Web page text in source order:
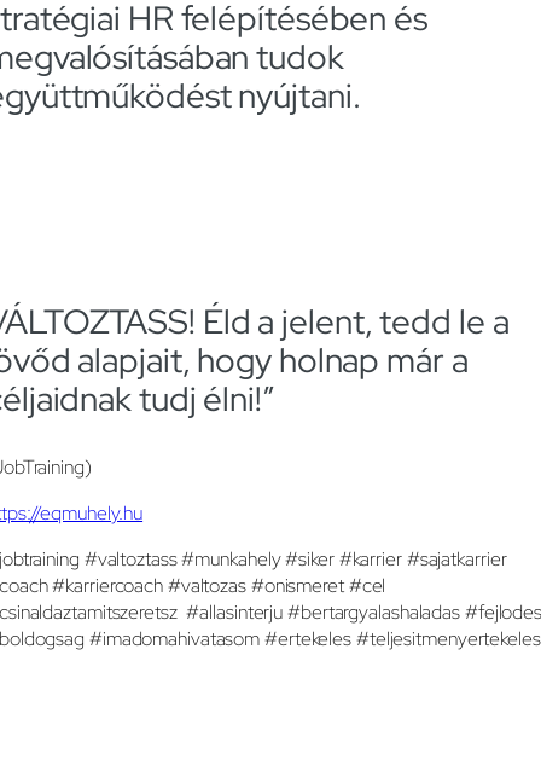
HR felépítésében és
tudok
nyújtani.
Éld a jelent, tedd le a
alapjait, hogy holnap már a
tudj élni!”
eqmuhely.hu
#valtoztass #munkahely #siker #karrier #sajatkarrier
#karriercoach #valtozas #onismeret #cel
#allasinterju #bertargyalashaladas
#imadomahivatasom #ertekeles #teljesitmenyertekeles